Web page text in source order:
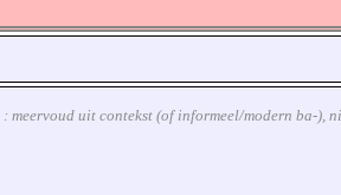
meervoud uit contekst (of informeel/modern ba-),